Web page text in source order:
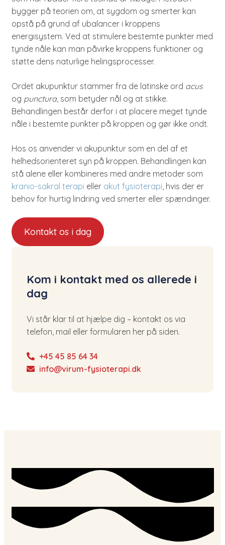
bygger på teorien om, at sygdom og smerter kan
opstå på grund af ubalancer i kroppens
energisystem. Ved at stimulere bestemte punkter med
tynde nåle kan man påvirke kroppens funktioner og
støtte dens naturlige helingsprocesser.
Ordet akupunktur stammer fra de latinske ord acus
og punctura, som betyder nål og at stikke.
Behandlingen består derfor i at placere meget tynde
nåle i bestemte punkter på kroppen og gør ikke ondt.
Hos os anvender vi akupunktur som en del af et
helhedsorienteret syn på kroppen. Behandlingen kan
stå alene eller kombineres med andre metoder som
kranio-sakral terapi eller akut fysioterapi , hvis der er
behov for hurtig lindring ved smerter eller spændinger.
Kontakt os i dag
Kom i kontakt med os allerede i
dag
Vi står klar til at hjælpe dig – kontakt os via
telefon, mail eller formularen her på siden.
+45 45 85 64 34
info@virum-fysioterapi.dk